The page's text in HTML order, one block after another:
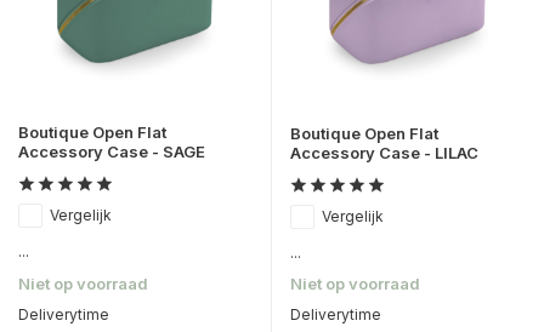
Boutique Open Flat
Accessory Case - SAGE
Vergelijk
...
Niet op voorraad
Deliverytime
Boutique Open Flat
Accessory Case - LILAC
Vergelijk
...
Niet op voorraad
Deliverytime